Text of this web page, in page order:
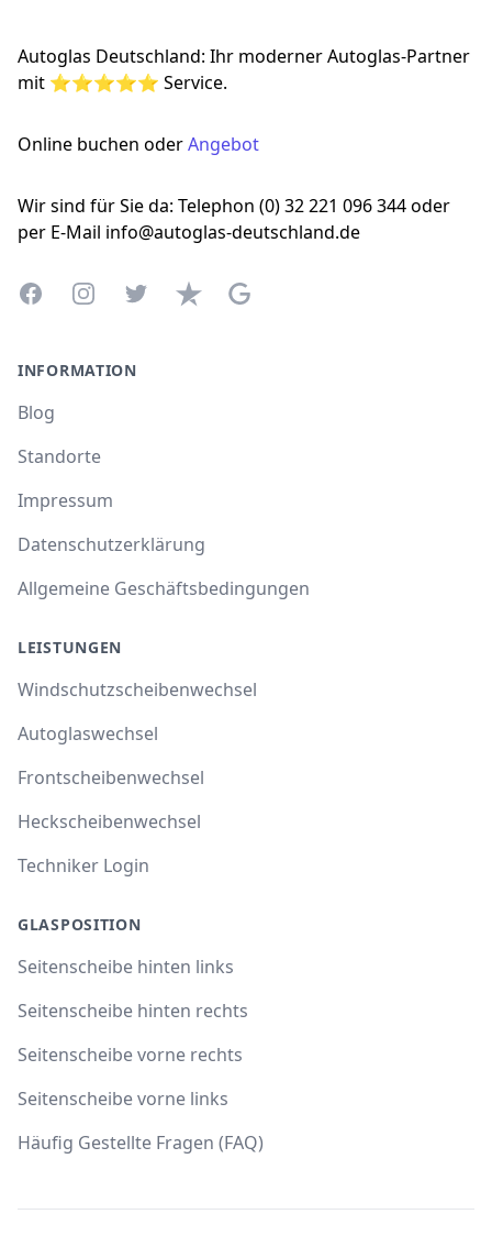
Autoglas Deutschland: Ihr moderner Autoglas-Partner
mit ⭐⭐⭐⭐⭐ Service.
Online buchen oderAngebot
Wir sind für Sie da: Telephon (0) 32 221 096 344 oder
per E-Mail info@autoglas-deutschland.de
FacebookInstagramTwitterTrustpilotGoogle Business Profile
INFORMATION
Blog
Standorte
Impressum
Datenschutzerklärung
Allgemeine Geschäftsbedingungen
LEISTUNGEN
Windschutzscheibenwechsel
Autoglaswechsel
Frontscheibenwechsel
Heckscheibenwechsel
Techniker Login
GLASPOSITION
Seitenscheibe hinten links
Seitenscheibe hinten rechts
Seitenscheibe vorne rechts
Seitenscheibe vorne links
Häufig Gestellte Fragen (FAQ)